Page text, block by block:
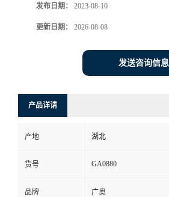
发布日期： 2023-08-10
更新日期： 2026-08-08
发送咨询信息
产品详请
产地 湖北
货号 GA0880
品牌 广奥